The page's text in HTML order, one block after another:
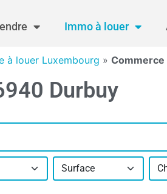
Immo à louer
à louer Luxembourg » Commerce
Durbuy
Surface